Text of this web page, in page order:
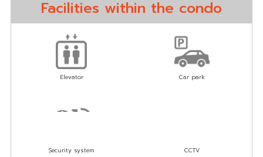
Facilities within the condo
Elevator Car park
Security system CCTV